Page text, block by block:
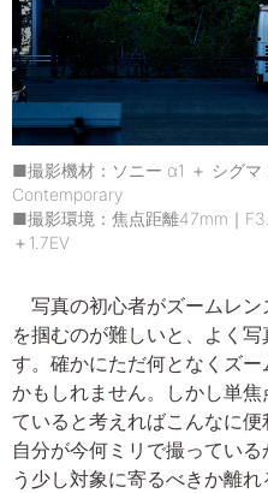
■撮影機材：ソニー α1 ＋ シグマ
Contemporary
■撮影環境：焦点距離47mm｜
＋1.7EV
写真の初心者がズームレン
を掴むのが難しいと、よく
す。確かにただ何となくズ
かもしれません。しかし単
ていると考えればこんなに
自分が今何ミリで撮ってい
う少し対象に寄るべきか離